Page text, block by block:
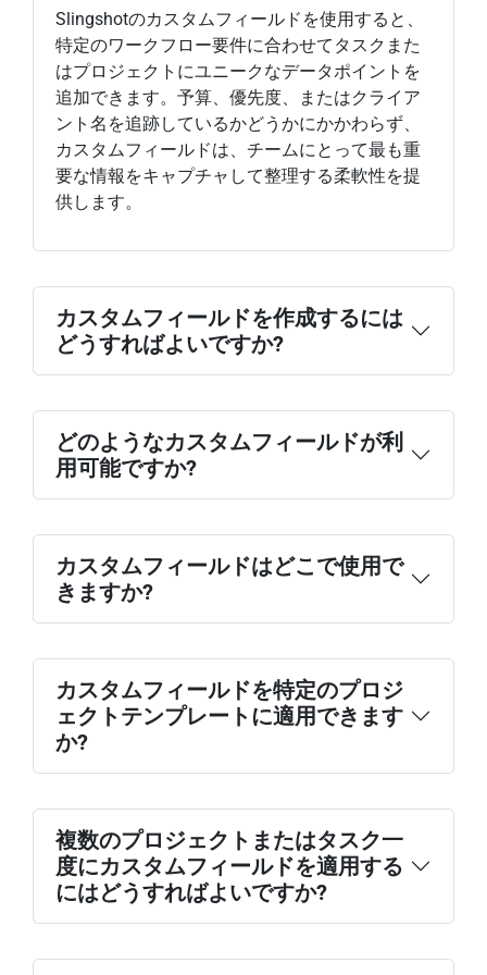
Slingshotのカスタムフィールドを使用すると、
特定のワークフロー要件に合わせてタスクまた
はプロジェクトにユニークなデータポイントを
追加できます。予算、優先度、またはクライア
ント名を追跡しているかどうかにかかわらず、
カスタムフィールドは、チームにとって最も重
要な情報をキャプチャして整理する柔軟性を提
供します。
カスタムフィールドを作成するには
どうすればよいですか?
カスタムフィールドを追加する場所を選択
して、プロジェクトまたはタスクに移動し
+ アイコンをクリックして、カスタムフィ
ールドを追加をクリックします。
フィールドタイプ(テキスト、数字、日付
など)を選択し、名前を付けて、[保存]をク
リックします。
どのようなカスタムフィールドが利
用可能ですか?
テキスト: 説明または名前のようなオープ
ンエントリ用。
追跡するのに最適です。
日付: 締め切りまたは重要な日付に役立ち
ます。
プションのリストから選択します。
カスタムフィールドはどこで使用で
きますか?
カスタムフィールドを特定のプロジ
ェクトテンプレートに適用できます
か?
複数のプロジェクトまたはタスク一
度にカスタムフィールドを適用する
にはどうすればよいですか?